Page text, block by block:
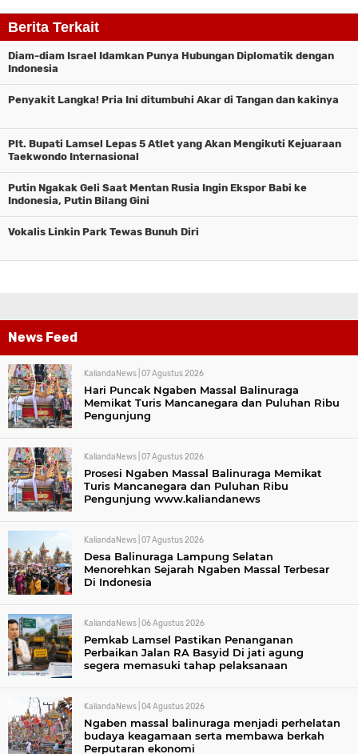
Berita Terkait
Diam-diam Israel Idamkan Punya Hubungan Diplomatik dengan
Indonesia
Penyakit Langka! Pria Ini ditumbuhi Akar di Tangan dan kakinya
Plt. Bupati Lamsel Lepas 5 Atlet yang Akan Mengikuti Kejuaraan
Taekwondo Internasional
Putin Ngakak Geli Saat Mentan Rusia Ingin Ekspor Babi ke
Indonesia, Putin Bilang Gini
Vokalis Linkin Park Tewas Bunuh Diri
News Feed
KaliandaNews | 07 Agustus 2026
Hari Puncak Ngaben Massal Balinuraga
Memikat Turis Mancanegara dan Puluhan Ribu
Pengunjung
KaliandaNews | 07 Agustus 2026
Prosesi Ngaben Massal Balinuraga Memikat
Turis Mancanegara dan Puluhan Ribu
Pengunjung www.kaliandanews
KaliandaNews | 07 Agustus 2026
Desa Balinuraga Lampung Selatan
Menorehkan Sejarah Ngaben Massal Terbesar
Di Indonesia
KaliandaNews | 06 Agustus 2026
Pemkab Lamsel Pastikan Penanganan
Perbaikan Jalan RA Basyid Di jati agung
segera memasuki tahap pelaksanaan
KaliandaNews | 04 Agustus 2026
Ngaben massal balinuraga menjadi perhelatan
budaya keagamaan serta membawa berkah
Perputaran ekonomi